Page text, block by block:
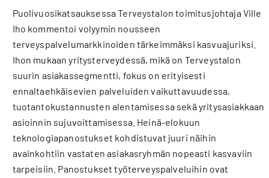
Puolivuosikatsauksessa Terveystalon toimitusjohtaja Ville
Iho kommentoi volyymin nousseen
terveyspalvelumarkkinoiden tärkeimmäksi kasvuajuriksi.
Ihon mukaan yritysterveydessä, mikä on Terveystalon
suurin asiakassegmentti, fokus on erityisesti
ennaltaehkäisevien palveluiden vaikuttavuudessa,
tuotantokustannusten alentamisessa sekä yritysasiakkaan
asioinnin sujuvoittamisessa. Heinä-elokuun
teknologiapanostukset kohdistuvat juuri näihin
avainkohtiin vastaten asiakasryhmän nopeasti kasvaviin
tarpeisiin. Panostukset työterveyspalveluihin ovat